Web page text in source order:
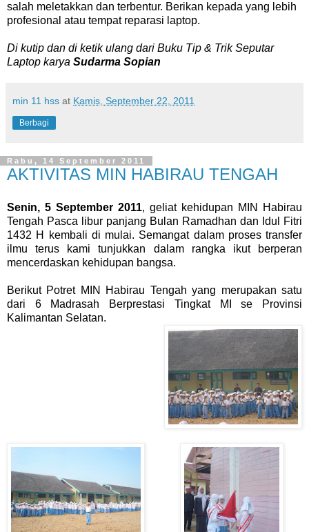
salah meletakkan dan terbentur. Berikan kepada yang lebih
profesional atau tempat reparasi laptop.
Di kutip dan di ketik ulang dari Buku Tip & Trik Seputar
Laptop karya Sudarma Sopian
min 11 hss at Kamis, September 22, 2011
Berbagi
Rabu, 14 September 2011
AKTIVITAS MIN HABIRAU TENGAH
Senin, 5 September 2011, geliat kehidupan MIN Habirau
Tengah Pasca libur panjang Bulan Ramadhan dan Idul Fitri
1432 H kembali di mulai. Semangat dalam proses transfer
ilmu terus kami tunjukkan dalam rangka ikut berperan
mencerdaskan kehidupan bangsa.
Berikut Potret MIN Habirau Tengah yang merupakan satu
dari 6 Madrasah Berprestasi Tingkat MI se Provinsi
Kalimantan Selatan.